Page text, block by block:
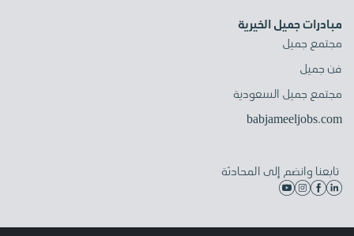
مبادرات جميل الخيرية
مجتمع جميل
فن جميل
مجتمع جميل السعودية
babjameeljobs.com
تابعنا وانضم إلى المحادثة